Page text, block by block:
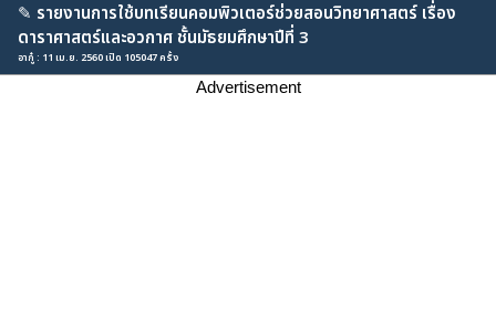
✎ รายงานการใช้บทเรียนคอมพิวเตอร์ช่วยสอนวิทยาศาสตร์ เรื่อง
ดาราศาสตร์และอวกาศ ชั้นมัธยมศึกษาปีที่ 3
อากู๋ : 11 เม.ย. 2560 เปิด 105047 ครั้ง
Advertisement